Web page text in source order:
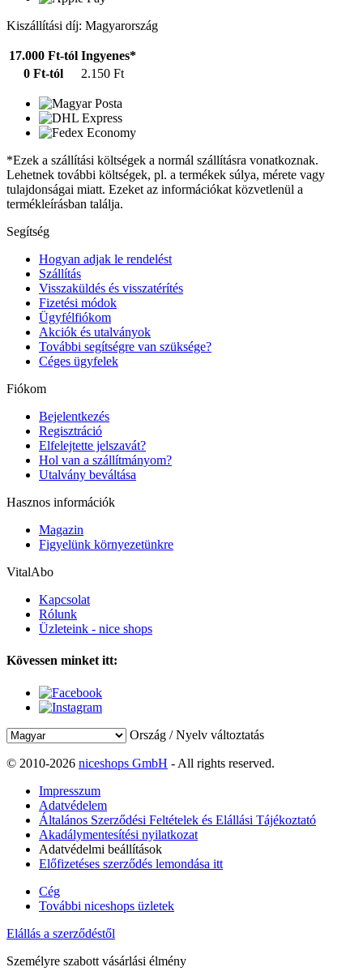
Kiszállítási díj: Magyarország
17.000 Ft-tól Ingyenes*
0 Ft-tól
2.150 Ft
*Ezek a szállítási költségek a normál szállításra vonatkoznak.
Lehetnek további költségek, pl. a termékek súlya, mérete vagy
tulajdonságai miatt. Ezeket az információkat közvetlenül a
termékleírásban találja.
Segítség
Hogyan adjak le rendelést
Szállítás
Visszaküldés és visszatérítés
Fizetési módok
Ügyfélfiókom
Akciók és utalványok
További segítségre van szüksége?
Céges ügyfelek
Fiókom
Bejelentkezés
Regisztráció
Elfelejtette jelszavát?
Hol van a szállítmányom?
Utalvány beváltása
Hasznos információk
Magazin
Figyelünk környezetünkre
VitalAbo
Kapcsolat
Rólunk
Üzleteink - nice shops
Kövessen minket itt:
Ország / Nyelv változtatás
© 2010-2026 niceshops GmbH - All rights reserved.
Impresszum
Adatvédelem
Általános Szerződési Feltételek és Elállási Tájékoztató
Akadálymentesítési nyilatkozat
Adatvédelmi beállítások
Előfizetéses szerződés lemondása itt
Cég
További niceshops üzletek
Elállás a szerződéstől
Személyre szabott vásárlási élmény